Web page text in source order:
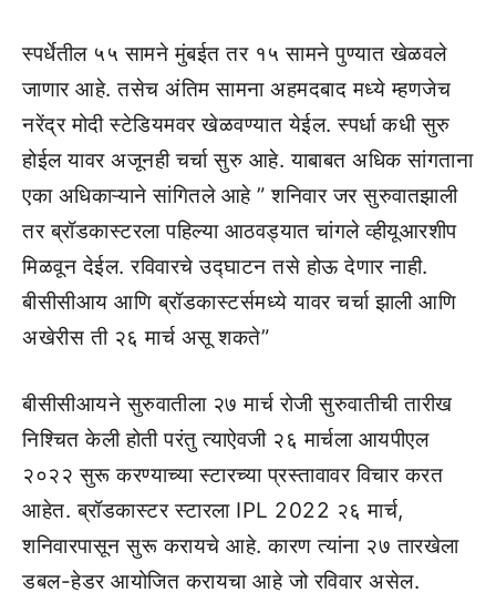
स्पर्धेतील ५५ सामने मुंबईत तर १५ सामने पुण्यात खेळवले
जाणार आहे. तसेच अंतिम सामना अहमदबाद मध्ये म्हणजेच
नरेंद्र मोदी स्टेडियमवर खेळवण्यात येईल. स्पर्धा कधी सुरु
होईल यावर अजूनही चर्चा सुरु आहे. याबाबत अधिक सांगताना
एका अधिकाऱ्याने सांगितले आहे ” शनिवार जर सुरुवातझाली
तर ब्रॉडकास्टरला पहिल्या आठवड्यात चांगले व्हीयूआरशीप
मिळवून देईल. रविवारचे उद्घाटन तसे होऊ देणार नाही.
बीसीसीआय आणि ब्रॉडकास्टर्समध्ये यावर चर्चा झाली आणि
अखेरीस ती २६ मार्च असू शकते”
बीसीसीआयने सुरुवातीला २७ मार्च रोजी सुरुवातीची तारीख
निश्चित केली होती परंतु त्याऐवजी २६ मार्चला आयपीएल
२०२२ सुरू करण्याच्या स्टारच्या प्रस्तावावर विचार करत
आहेत. ब्रॉडकास्टर स्टारला IPL 2022 २६ मार्च,
शनिवारपासून सुरू करायचे आहे. कारण त्यांना २७ तारखेला
डबल-हेडर आयोजित करायचा आहे जो रविवार असेल.